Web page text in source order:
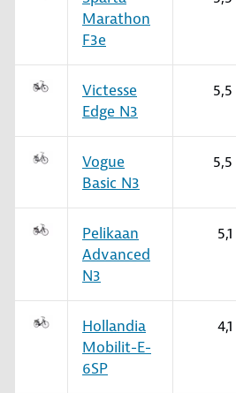
Marathon
F3e
Victesse
Edge N3
5,5
Vogue
Basic N3
5,5
Pelikaan
Advanced
N3
5,1
Hollandia
Mobilit-E-
6SP
4,1